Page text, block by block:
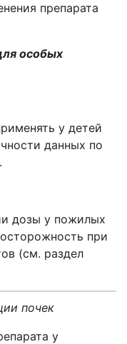
препарата
особых
у детей
данных по
дозы у пожилых
при
(см. раздел
почек
у